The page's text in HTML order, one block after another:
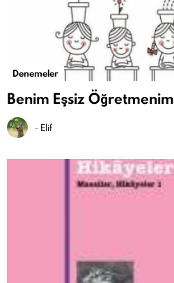
Denemeler
Benim Eşsiz Öğretmenim
- Elif